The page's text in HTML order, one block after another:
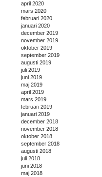
april 2020
mars 2020
februari 2020
januari 2020
december 2019
november 2019
oktober 2019
september 2019
augusti 2019
juli 2019
juni 2019
maj 2019
april 2019
mars 2019
februari 2019
januari 2019
december 2018
november 2018
oktober 2018
september 2018
augusti 2018
juli 2018
juni 2018
maj 2018